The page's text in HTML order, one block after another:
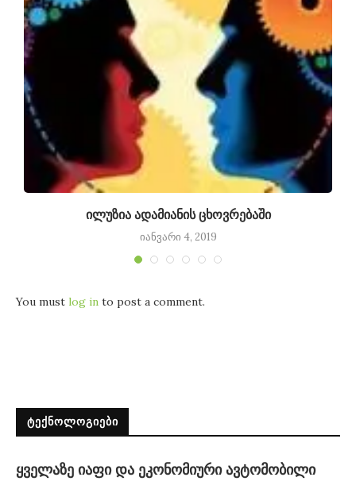
ილუზია ადამიანის ცხოვრებაში
იანვარი 4, 2019
You must log in to post a comment.
ᲢᲔᲥᲜᲝᲚᲝᲒᲘᲔᲑᲘ
ყველაზე იაფი და ეკონომიური ავტომობილი